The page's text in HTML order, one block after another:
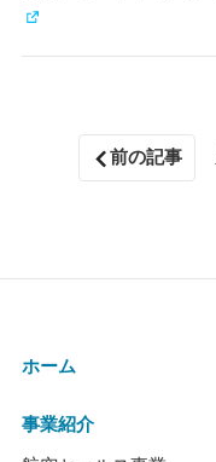
前の記事
ホーム
事業紹介